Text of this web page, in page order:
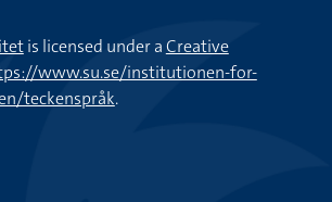
is licensed under aCreative
www.su.se/institutionen-for-
teckenspråk.